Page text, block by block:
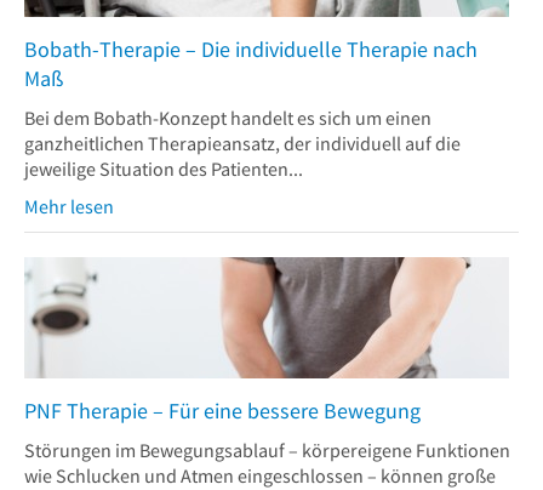
Bobath-Therapie – Die individuelle Therapie nach
Maß
Bei dem Bobath-Konzept handelt es sich um einen
ganzheitlichen Therapieansatz, der individuell auf die
jeweilige Situation des Patienten...
Mehr lesen
PNF Therapie – Für eine bessere Bewegung
Störungen im Bewegungsablauf – körpereigene Funktionen
wie Schlucken und Atmen eingeschlossen – können große